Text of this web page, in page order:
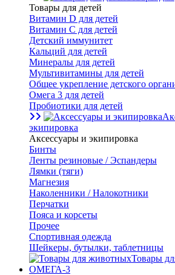
Товары для детей
Витамин D для детей
Витамин С для детей
Детский иммунитет
Кальций для детей
Минералы для детей
Мультивитамины для детей
Общее укрепление детского
Омега 3 для детей
Пробиотики для детей
экипировка
Аксессуары и экипировка
Бинты
Ленты резиновые / Эспандеры
Лямки (тяги)
Магнезия
Наколенники / Налокотники
Перчатки
Пояса и корсеты
Прочее
Спортивная одежда
Шейкеры, бутылки, таблетницы
Товары
ОМЕГА-3